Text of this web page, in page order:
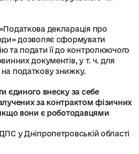
декларація про
дозволяє сформувати
та подати її до контролюючого
документів, у т. ч. для
податкову знижку.
єдиного внеску за себе
за контрактом фізичних
вони є роботодавцями
у Дніпропетровській області